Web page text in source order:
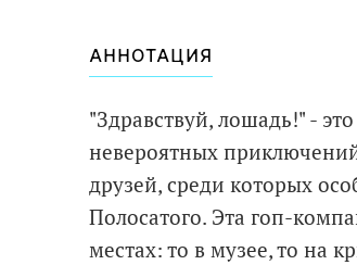
АННОТАЦИЯ
"Здравствуй, лошадь!" -
невероятных
друзей, среди которых
Полосатого. Эта гоп-
местах: то в музее, то